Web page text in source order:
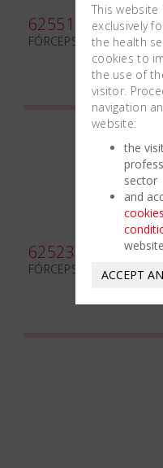
625510
FÓRCEPS PARA
625235
FÓRCEPS PARA
This
exclusively
the health
cookies to
the use of
visitor.
navigation
website:
the
sector
and
cookies
ACCEPT